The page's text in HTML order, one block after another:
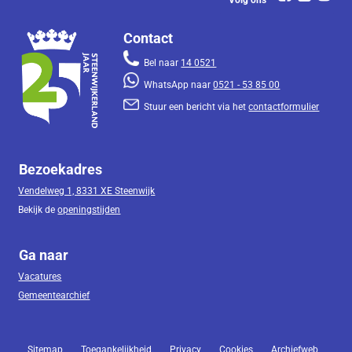
Contact
Bel naar 14 0521
WhatsApp naar0521 - 53 85 00
Stuur een bericht via hetcontactformulier
Bezoekadres
Vendelweg 1, 8331 XE Steenwijk
Bekijk deopeningstijden
Ga naar
Vacatures
Gemeentearchief
Sitemap Toegankelijkheid Privacy Cookies Archiefweb